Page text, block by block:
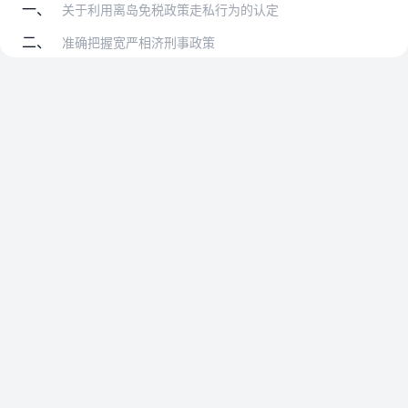
一、 关于利用离岛免税政策走私行为的认定
二、 准确把握宽严相济刑事政策